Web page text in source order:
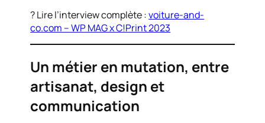
? Lire l’interview complète :voiture-and-
co.com – WP MAG x C!Print 2023
Un métier en mutation, entre
artisanat, design et
communication